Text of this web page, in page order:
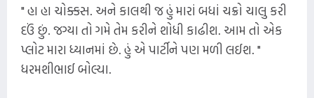
" હા હા ચોક્કસ. અને કાલથી જ હું મારાં બધાં ચક્રો ચાલુ કરી
દઉં છું. જગ્યા તો ગમે તેમ કરીને શોધી કાઢીશ. આમ તો એક
પ્લોટ મારા ધ્યાનમાં છે. હું એ પાર્ટીને પણ મળી લઈશ. "
ધરમશીભાઈ બોલ્યા.